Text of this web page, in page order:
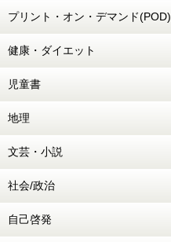
プリント・オン・デマンド(POD)
健康・ダイエット
児童書
地理
文芸・小説
社会/政治
自己啓発